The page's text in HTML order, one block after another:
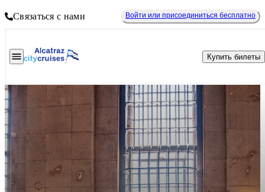
Связаться с нами Войти или присоединиться бесплатно
Купить билеты